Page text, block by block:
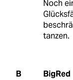
Noch
tanzen.
B BigRed